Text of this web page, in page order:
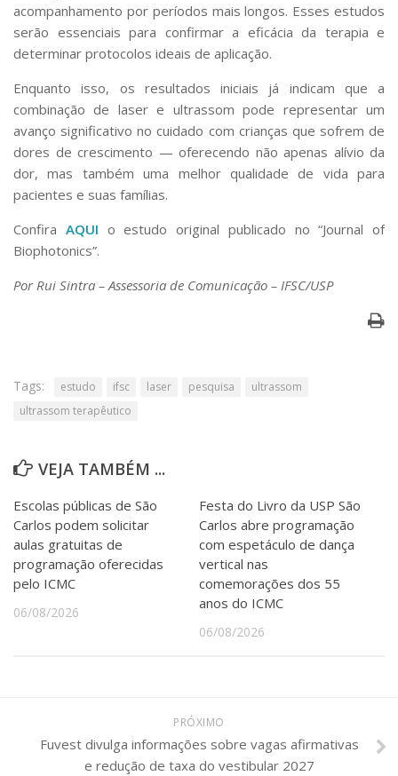
acompanhamento por períodos mais longos. Esses estudos
serão essenciais para confirmar a eficácia da terapia e
determinar protocolos ideais de aplicação.
Enquanto isso, os resultados iniciais já indicam que a
combinação de laser e ultrassom pode representar um
avanço significativo no cuidado com crianças que sofrem de
dores de crescimento — oferecendo não apenas alívio da
dor, mas também uma melhor qualidade de vida para
pacientes e suas famílias.
Confira AQUI o estudo original publicado no “Journal of
Biophotonics”.
Por Rui Sintra – Assessoria de Comunicação – IFSC/USP
Tags: estudo ifsc laser pesquisa
ultrassom
ultrassom terapêutico
VEJA TAMBÉM ...
Escolas públicas de São
Carlos podem solicitar
aulas gratuitas de
programação oferecidas
pelo ICMC
06/08/2026
Festa do Livro da USP São
Carlos abre programação
com espetáculo de dança
vertical nas
comemorações dos 55
anos do ICMC
06/08/2026
PRÓXIMO
Fuvest divulga informações sobre vagas afirmativas
e redução de taxa do vestibular 2027